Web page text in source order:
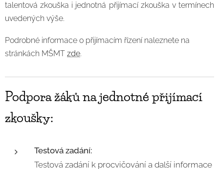
talentová zkouška i jednotná přijímací zkouška v termínech
uvedených výše.
Podrobné informace o přijímacím řízení naleznete na
stránkách MŠMT zde.
Podpora žáků na jednotné přijímací
zkoušky:
Testová zadání:
Testová zadání k procvičování a další informace